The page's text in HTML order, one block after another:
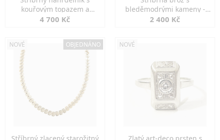
kouřovým topazem a
markazity
4 700 Kč
bleděmodrými kameny -
jemná elegance
2 400 Kč
NOVÉ OBJEDNÁNO NOVÉ